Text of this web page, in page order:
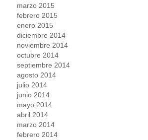
marzo 2015
febrero 2015
enero 2015
diciembre 2014
noviembre 2014
octubre 2014
septiembre 2014
agosto 2014
julio 2014
junio 2014
mayo 2014
abril 2014
marzo 2014
febrero 2014